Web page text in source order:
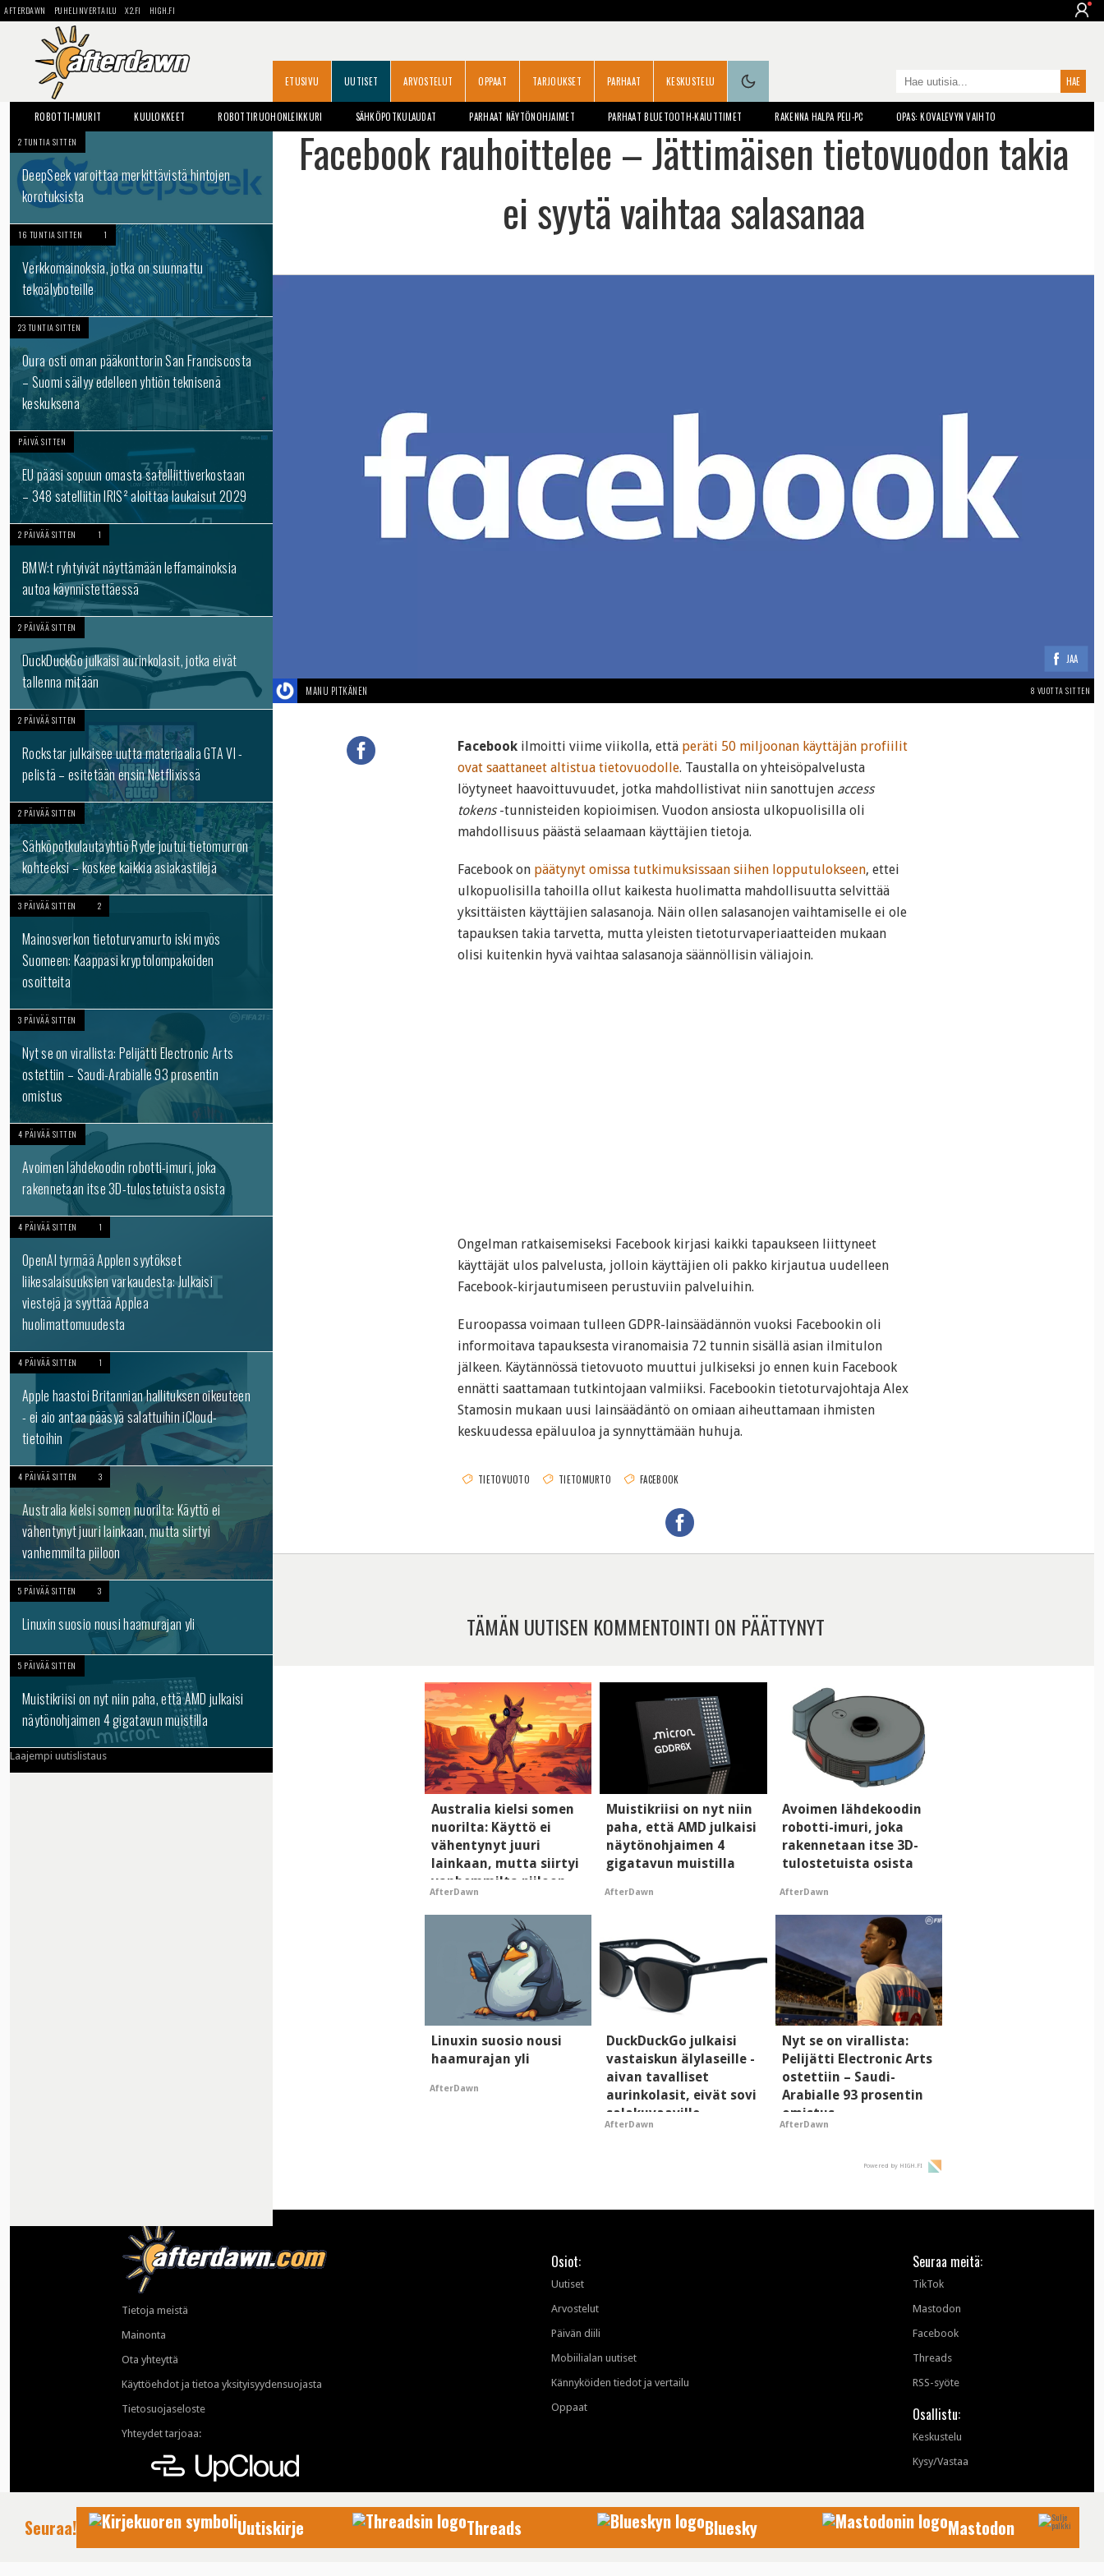
AFTERDAWN PUHELINVERTAILU X2.FI HIGH.FI
ETUSIVU UUTISET ARVOSTELUT OPPAAT TARJOUKSET PARHAAT KESKUSTELU
ROBOTTI-IMURIT KUULOKKEET ROBOTTIRUOHONLEIKKURI SÄHKÖPOTKULAUDAT PARHAAT NÄYTÖNOHJAIMET PARHAAT BLUETOOTH-KAIUTTIMET RAKENNA HALPA PELI-PC OPAS: KOVALEVYN VAIHTO
2 TUNTIA SITTEN
DeepSeek varoittaa merkittävistä hintojen
korotuksista
16 TUNTIA SITTEN 1
Verkkomainoksia, jotka on suunnattu
tekoälyboteille
23 TUNTIA SITTEN
Oura osti oman pääkonttorin San Franciscosta
– Suomi säilyy edelleen yhtiön teknisenä
keskuksena
PÄIVÄ SITTEN
EU pääsi sopuun omasta satelliittiverkostaan
– 348 satelliitin IRIS² aloittaa laukaisut 2029
2 PÄIVÄÄ SITTEN 1
BMW:t ryhtyivät näyttämään leffamainoksia
autoa käynnistettäessä
2 PÄIVÄÄ SITTEN
DuckDuckGo julkaisi aurinkolasit, jotka eivät
tallenna mitään
2 PÄIVÄÄ SITTEN
Rockstar julkaisee uutta materiaalia GTA VI -
pelistä – esitetään ensin Netflixissä
2 PÄIVÄÄ SITTEN
Sähköpotkulautayhtiö Ryde joutui tietomurron
kohteeksi – koskee kaikkia asiakastilejä
3 PÄIVÄÄ SITTEN 2
Mainosverkon tietoturvamurto iski myös
Suomeen: Kaappasi kryptolompakoiden
osoitteita
3 PÄIVÄÄ SITTEN
Nyt se on virallista: Pelijätti Electronic Arts
ostettiin – Saudi-Arabialle 93 prosentin
omistus
4 PÄIVÄÄ SITTEN
Avoimen lähdekoodin robotti-imuri, joka
rakennetaan itse 3D-tulostetuista osista
4 PÄIVÄÄ SITTEN 1
OpenAI tyrmää Applen syytökset
liikesalaisuuksien varkaudesta: Julkaisi
viestejä ja syyttää Applea
huolimattomuudesta
4 PÄIVÄÄ SITTEN 1
Apple haastoi Britannian hallituksen oikeuteen
- ei aio antaa pääsyä salattuihin iCloud-
tietoihin
4 PÄIVÄÄ SITTEN 3
Australia kielsi somen nuorilta: Käyttö ei
vähentynyt juuri lainkaan, mutta siirtyi
vanhemmilta piiloon
5 PÄIVÄÄ SITTEN 3
Linuxin suosio nousi haamurajan yli
5 PÄIVÄÄ SITTEN
Muistikriisi on nyt niin paha, että AMD julkaisi
näytönohjaimen 4 gigatavun muistilla
Laajempi uutislistaus
Facebook rauhoittelee – Jättimäisen tietovuodon takia
ei syytä vaihtaa salasanaa
JAA
MANU PITKÄNEN 8 VUOTTA SITTEN
Facebook ilmoitti viime viikolla, että peräti 50 miljoonan käyttäjän profiilit
ovat saattaneet altistua tietovuodolle. Taustalla on yhteisöpalvelusta
löytyneet haavoittuvuudet, jotka mahdollistivat niin sanottujen access
tokens-tunnisteiden kopioimisen. Vuodon ansiosta ulkopuolisilla oli
mahdollisuus päästä selaamaan käyttäjien tietoja.
Facebook on päätynyt omissa tutkimuksissaan siihen lopputulokseen, ettei
ulkopuolisilla tahoilla ollut kaikesta huolimatta mahdollisuutta selvittää
yksittäisten käyttäjien salasanoja. Näin ollen salasanojen vaihtamiselle ei ole
tapauksen takia tarvetta, mutta yleisten tietoturvaperiaatteiden mukaan
olisi kuitenkin hyvä vaihtaa salasanoja säännöllisin väliajoin.
Ongelman ratkaisemiseksi Facebook kirjasi kaikki tapaukseen liittyneet
käyttäjät ulos palvelusta, jolloin käyttäjien oli pakko kirjautua uudelleen
Facebook-kirjautumiseen perustuviin palveluihin.
Euroopassa voimaan tulleen GDPR-lainsäädännön vuoksi Facebookin oli
informoitava tapauksesta viranomaisia 72 tunnin sisällä asian ilmitulon
jälkeen. Käytännössä tietovuoto muuttui julkiseksi jo ennen kuin Facebook
ennätti saattamaan tutkintojaan valmiiksi. Facebookin tietoturvajohtaja Alex
Stamosin mukaan uusi lainsäädäntö on omiaan aiheuttamaan ihmisten
keskuudessa epäluuloa ja synnyttämään huhuja.
TIETOVUOTO TIETOMURTO FACEBOOK
TÄMÄN UUTISEN KOMMENTOINTI ON PÄÄTTYNYT
Australia kielsi somen
nuorilta: Käyttö ei
vähentynyt juuri
lainkaan, mutta siirtyi
vanhemmilta piiloon
AfterDawn
Muistikriisi on nyt niin
paha, että AMD julkaisi
näytönohjaimen 4
gigatavun muistilla
AfterDawn
Avoimen lähdekoodin
robotti-imuri, joka
rakennetaan itse 3D-
tulostetuista osista
AfterDawn
Linuxin suosio nousi
haamurajan yli
AfterDawn
DuckDuckGo julkaisi
vastaiskun älylaseille -
aivan tavalliset
aurinkolasit, eivät sovi
salakuvaaville
hyypiöille
AfterDawn
Nyt se on virallista:
Pelijätti Electronic Arts
ostettiin – Saudi-
Arabialle 93 prosentin
omistus
AfterDawn
Powered by HIGH.FI
Tietoja meistä
Mainonta
Ota yhteyttä
Käyttöehdot ja tietoa yksityisyydensuojasta
Tietosuojaseloste
Yhteydet tarjoaa:
Osiot:
Uutiset
Arvostelut
Päivän diili
Mobiilialan uutiset
Kännyköiden tiedot ja vertailu
Oppaat
Seuraa meitä:
TikTok
Mastodon
Facebook
Threads
RSS-syöte
Osallistu:
Keskustelu
Kysy/Vastaa
© 1999-2026 AfterDawn Oy
Seuraa! Uutiskirje Threads Bluesky Mastodon